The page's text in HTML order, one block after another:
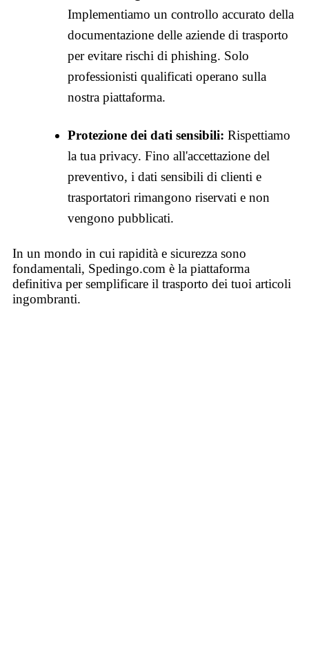
Implementiamo un controllo accurato della
documentazione delle aziende di trasporto
per evitare rischi di phishing. Solo
professionisti qualificati operano sulla
nostra piattaforma.
Protezione dei dati sensibili: Rispettiamo
la tua privacy. Fino all'accettazione del
preventivo, i dati sensibili di clienti e
trasportatori rimangono riservati e non
vengono pubblicati.
In un mondo in cui rapidità e sicurezza sono
fondamentali, Spedingo.com è la piattaforma
definitiva per semplificare il trasporto dei tuoi articoli
ingombranti.